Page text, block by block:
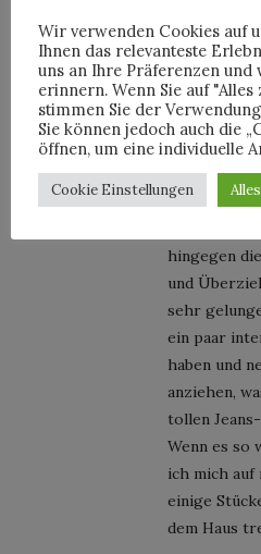
sich
recht
Ferner gab
Kollektion
Frau
Materialien,
zeigte.
hingegen
und
sehr
ein paar
haben und
anziehen,
tollen
Wenn es so
ich mich
einige
dem Haus
Wir verwenden Cookies auf
Ihnen das relevanteste
uns an Ihre Präferenzen und
erinnern. Wenn Sie auf "Alles
stimmen Sie der
Sie können jedoch auch die
öffnen, um eine individuelle
Cookie Einstellungen